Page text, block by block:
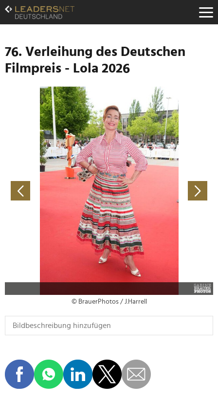
Zum
Inhalt
Zur
Navigation
Zur
Hauptnavigation
76. Verleihung des Deutschen
Filmpreis - Lola 2026
© BrauerPhotos / J.Harrell